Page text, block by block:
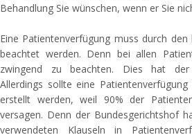
Behandlung Sie wünschen, wenn er Sie
Eine Patientenverfügung muss durch
beachtet werden. Denn bei allen
zwingend zu beachten. Dies hat der
Allerdings sollte eine
erstellt werden, weil 90% der
versagen. Denn der Bundesgerichtshof
verwendeten Klauseln in